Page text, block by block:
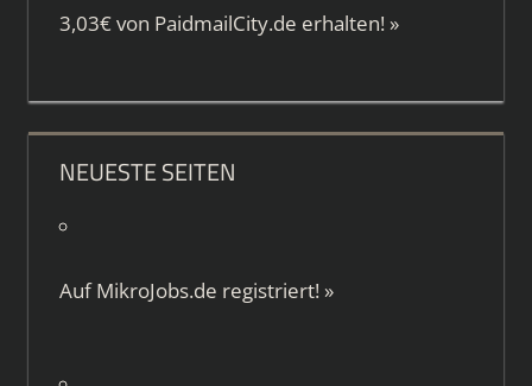
3,03€ von PaidmailCity.de erhalten! »
NEUESTE SEITEN
AufMikroJobs.de registriert! »